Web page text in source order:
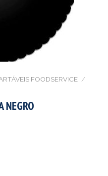
FOODSERVICE /
NEGRO